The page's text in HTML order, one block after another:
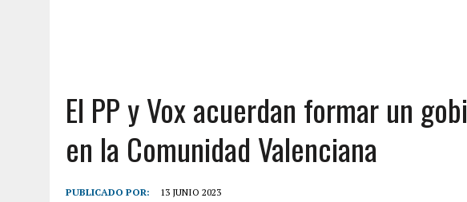
El PP y Vox acuerdan formar un
en la Comunidad Valenciana
PUBLICADO POR: 13 JUNIO 2023